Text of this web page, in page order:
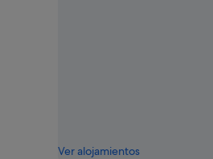
Ver alojamientos